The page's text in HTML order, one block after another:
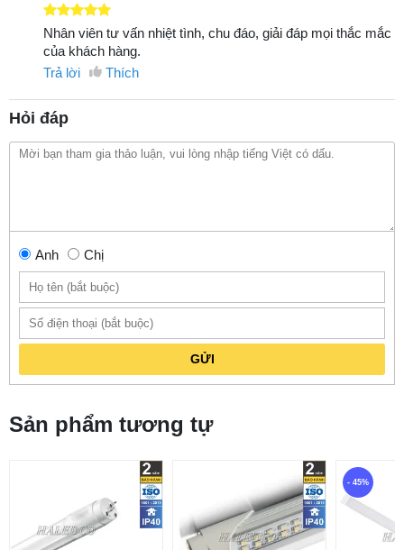
Nhân viên tư vấn nhiệt tình, chu đáo, giải đáp mọi thắc mắc
của khách hàng.
Trả lời
Thích
Hỏi đáp
Anh Chị
GỬI
Sản phẩm tương tự
- 45%